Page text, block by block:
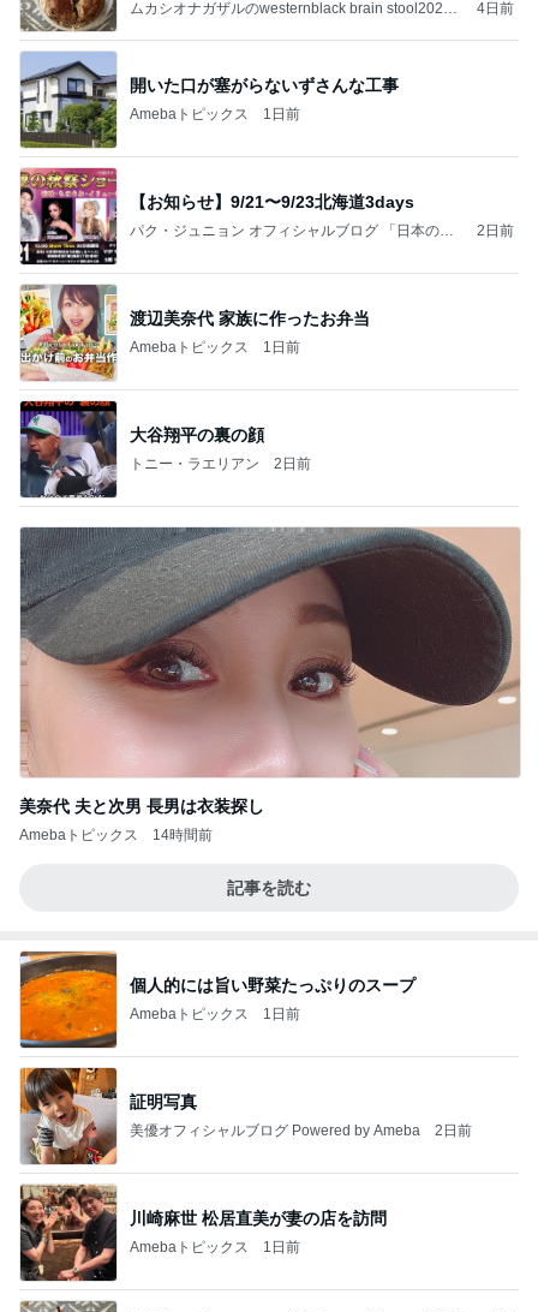
ムカシオナガザルのwesternblack brain stool2024
ガザル
4日前
開いた口が塞がらないずさんな工事
Amebaトピックス 1日前
【お知らせ】9/21〜9/23北海道3days
パク・ジュニョン オフィシャルブログ 「日本の
2日前
渡辺美奈代 家族に作ったお弁当
Amebaトピックス 1日前
大谷翔平の裏の顔
トニー・ラエリアン 2日前
美奈代 夫と次男 長男は衣装探し
Amebaトピックス 14時間前
記事を読む
個人的には旨い野菜たっぷりのスープ
Amebaトピックス 1日前
証明写真
美優オフィシャルブログ Powered by Ameba 2日前
川崎麻世 松居直美が妻の店を訪問
Amebaトピックス 1日前